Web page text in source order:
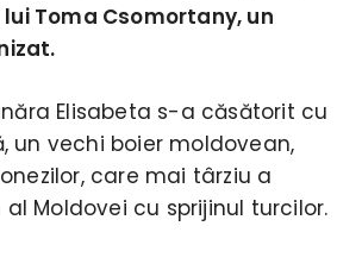
Toma Csomortany, un
Elisabeta s-a căsătorit cu
un vechi boier moldovean,
care mai târziu a
Moldovei cu sprijinul turcilor.